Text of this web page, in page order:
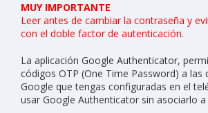
MUY IMPORTANTE
Leer antes de cambiar la contraseña y
con el doble factor de autenticación.
La aplicación Google Authenticator,
códigos OTP (One Time Password) a las
Google que tengas configuradas en el
usar Google Authenticator sin asociarlo a